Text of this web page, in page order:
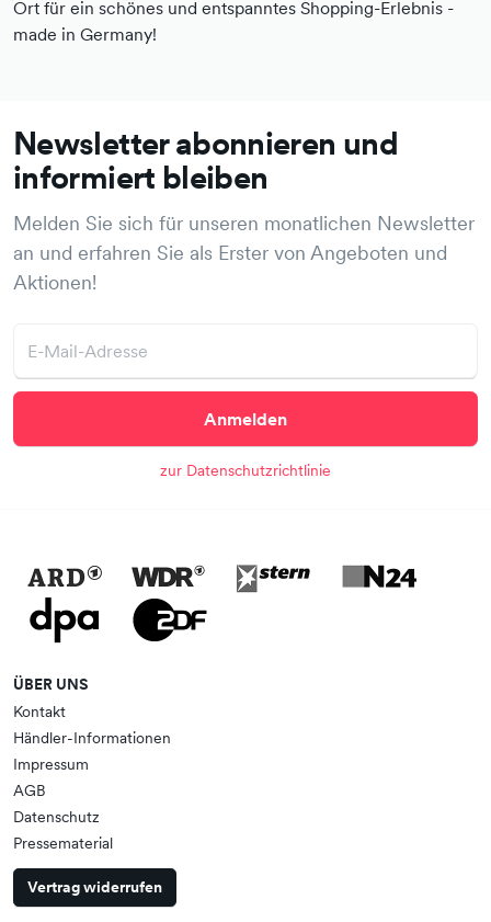
Ort für ein schönes und entspanntes Shopping-Erlebnis -
made in Germany!
Newsletter abonnieren und
informiert bleiben
Melden Sie sich für unseren monatlichen Newsletter
an und erfahren Sie als Erster von Angeboten und
Aktionen!
Anmelden
zur Datenschutzrichtlinie
ÜBER UNS
Kontakt
Händler-Informationen
Impressum
AGB
Datenschutz
Pressematerial
Vertrag widerrufen